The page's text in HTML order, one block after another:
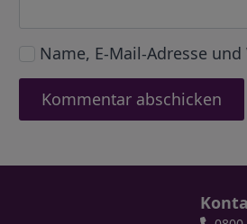
Name, E-Mail-Adresse